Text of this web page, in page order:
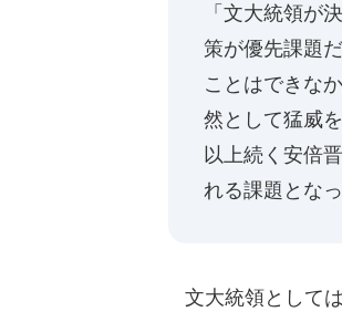
「文大統領が
策が優先課題
ことはできな
然として猛威
以上続く安倍
れる課題となっ
文大統領として